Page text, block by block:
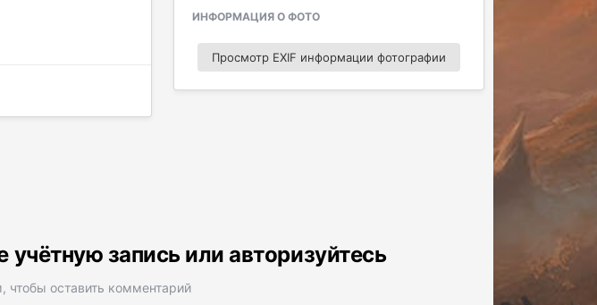
ИНФОРМАЦИЯ О ФОТО
Просмотр EXIF информации фотографии
запись или авторизуйтесь
оставить комментарий